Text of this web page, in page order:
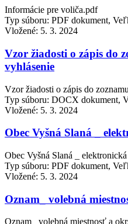
Informácie pre voliča.pdf
Typ súboru: PDF dokument,
Vložené: 5. 3. 2024
Vzor žiadosti o zápis do
vyhlásenie
Vzor žiadosti o zápis do
Typ súboru: DOCX dokument,
Vložené: 5. 3. 2024
Obec Vyšná Slaná _
Obec Vyšná Slaná _
Typ súboru: PDF dokument,
Vložené: 5. 3. 2024
Oznam_ volebná
Oznam_ volebná miestnosť a